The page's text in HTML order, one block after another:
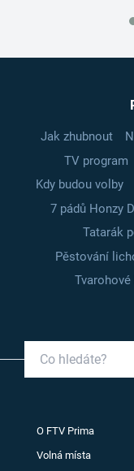
Jak zhubnout
TV program
Kdy budou volby
7 pádů Honzy
Tatarák
Pěstování
O FTV Prima
Volná místa